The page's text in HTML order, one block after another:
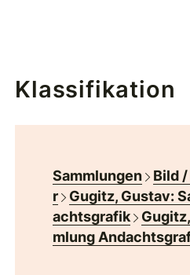
Klassifikation
Sammlungen
Bild
r
Gugitz, Gustav:
achtsgrafik
mlung